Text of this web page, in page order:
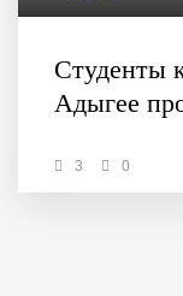
Студенты
Адыгее
3 0